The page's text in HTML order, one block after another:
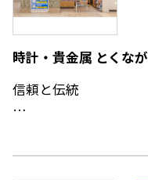
時計・貴金属 とくなが
信頼と伝統
切に対応。